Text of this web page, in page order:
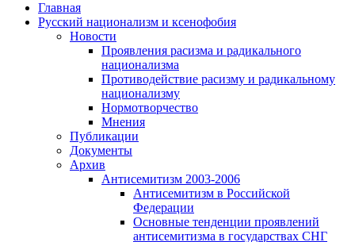
Главная
Русский национализм и ксенофобия
Новости
Проявления расизма и радикального
национализма
Противодействие расизму и радикальному
национализму
Нормотворчество
Мнения
Публикации
Документы
Архив
Антисемитизм 2003-2006
Антисемитизм в Российской
Федерации
Основные тенденции проявлений
антисемитизма в государствах СНГ